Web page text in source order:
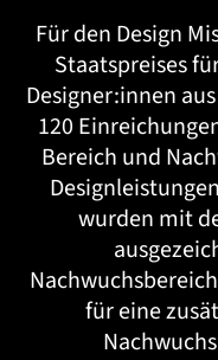
Für den Design
Staatspreises
Designer:innen
120
Bereich und
wurden mit
für eine